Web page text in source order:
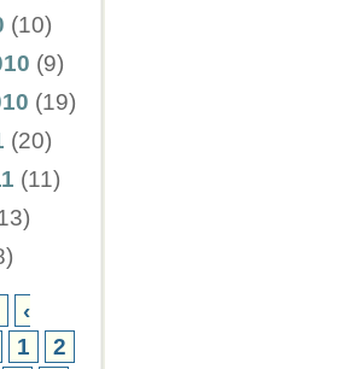
(10)
(9)
(19)
(20)
(11)
‹
1
2